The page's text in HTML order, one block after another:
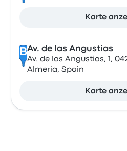
Karte
BAv. de las Angustias
Av. de las Angustias, 1,
Almería, Spain
Karte